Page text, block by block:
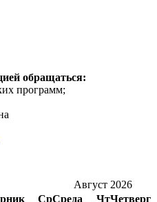
обращаться:
программ;
Август 2026
СрСреда ЧтЧетверг